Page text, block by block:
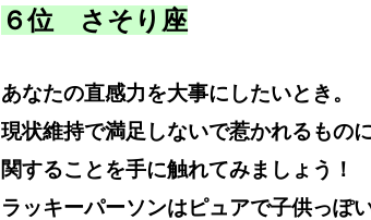
６位 さそり座
あなたの直感力を大事にしたいとき。
現状維持で満足しないで惹かれるもの
関することを手に触れてみましょう！
ラッキーパーソンはピュアで子供っぽい